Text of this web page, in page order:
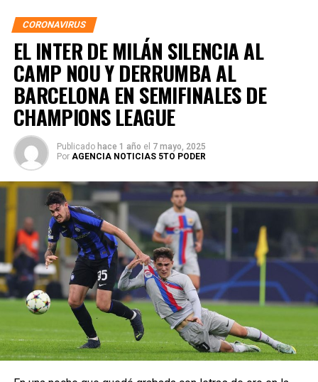
CORONAVIRUS
EL INTER DE MILÁN SILENCIA AL
CAMP NOU Y DERRUMBA AL
BARCELONA EN SEMIFINALES DE
CHAMPIONS LEAGUE
Publicado hace 1 año el 7 mayo, 2025
Por AGENCIA NOTICIAS 5TO PODER